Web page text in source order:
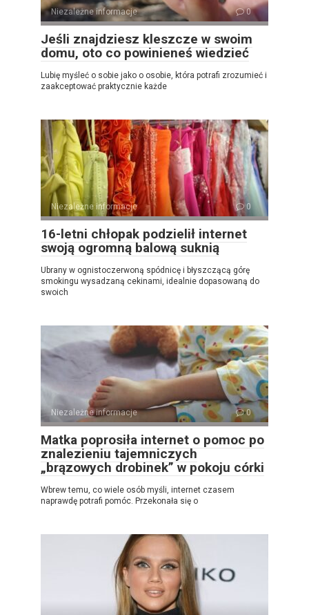
Niezależne informacje 0
Jeśli znajdziesz kleszcze w swoim
domu, oto co powinieneś wiedzieć
Lubię myśleć o sobie jako o osobie, która potrafi zrozumieć i
zaakceptować praktycznie każde
Niezależne informacje 0
16-letni chłopak podzielił internet
swoją ogromną balową suknią
Ubrany w ognistoczerwoną spódnicę i błyszczącą górę
smokingu wysadzaną cekinami, idealnie dopasowaną do
swoich
Niezależne informacje 0
Matka poprosiła internet o pomoc po
znalezieniu tajemniczych
„brązowych drobinek” w pokoju córki
Wbrew temu, co wiele osób myśli, internet czasem
naprawdę potrafi pomóc. Przekonała się o